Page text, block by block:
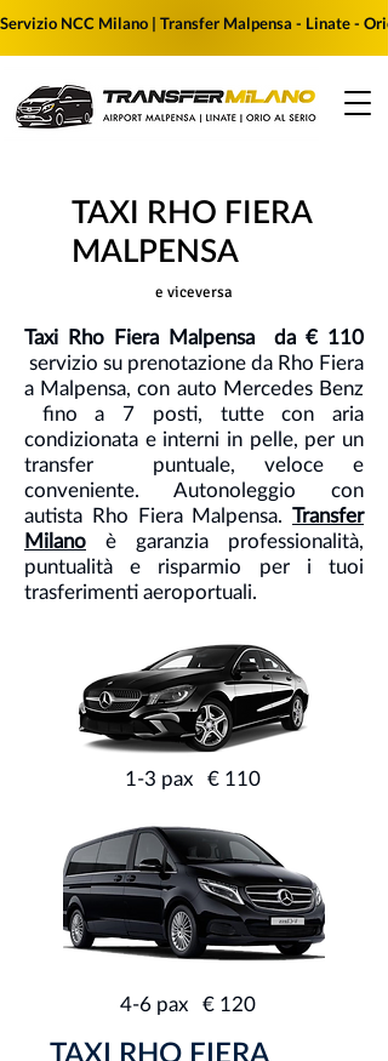
Servizio NCC Milano | Transfer Malpensa - Linate -
TAXI RHO FIERA
MALPENSA
e viceversa
Taxi Rho Fiera Malpensa da € 110
servizio su prenotazione da Rho Fiera
a Malpensa, con auto Mercedes Benz
fino a 7 posti, tutte con aria
condizionata e interni in pelle, per un
transfer puntuale, veloce e
conveniente. Autonoleggio con
autista Rho Fiera Malpensa. Transfer
Milano è garanzia professionalità,
puntualità e risparmio per i tuoi
trasferimenti aeroportuali.
1-3 pax € 110
4-6 pax € 120
TAXI RHO FIERA